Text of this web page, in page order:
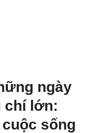
ngày
chí lớn:
sống